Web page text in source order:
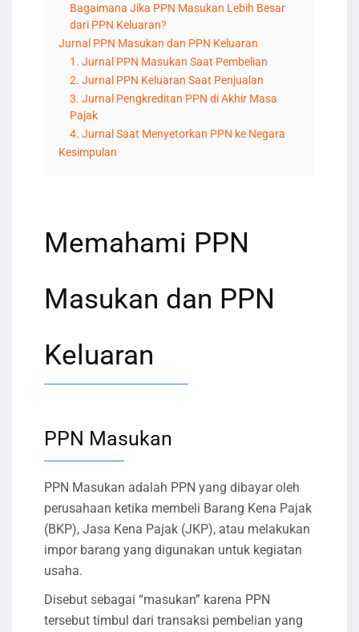
Bagaimana Jika PPN Masukan Lebih Besar
dari PPN Keluaran?
Jurnal PPN Masukan dan PPN Keluaran
1. Jurnal PPN Masukan Saat Pembelian
2. Jurnal PPN Keluaran Saat Penjualan
3. Jurnal Pengkreditan PPN di Akhir Masa
Pajak
4. Jurnal Saat Menyetorkan PPN ke Negara
Kesimpulan
Memahami PPN
Masukan dan PPN
Keluaran
PPN Masukan
PPN Masukan adalah PPN yang dibayar oleh
perusahaan ketika membeli Barang Kena Pajak
(BKP), Jasa Kena Pajak (JKP), atau melakukan
impor barang yang digunakan untuk kegiatan
usaha.
Disebut sebagai “masukan” karena PPN
tersebut timbul dari transaksi pembelian yang